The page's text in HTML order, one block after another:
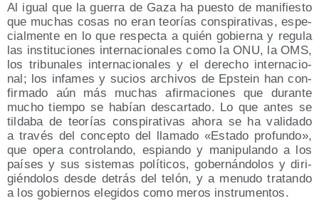
Al igual que la gue­rra de Gaza ha pues­to de mani­fies­to
que muchas cosas no eran teo­rías cons­pi­ra­ti­vas, espe­
cial­men­te en lo que res­pec­ta a quién gobier­na y regu­la
las ins­ti­tu­cio­nes inter­na­cio­na­les como la ONU, la OMS,
los tri­bu­na­les inter­na­cio­na­les y el dere­cho inter­na­cio­
nal; los infa­mes y sucios archi­vos de Eps­tein han con­
fir­ma­do aún más muchas afir­ma­cio­nes que duran­te
mucho tiem­po se habían des­car­ta­do. Lo que antes se
til­da­ba de teo­rías cons­pi­ra­ti­vas aho­ra se ha vali­da­do
a tra­vés del con­cep­to del lla­ma­do «Esta­do pro­fun­do»,
que ope­ra con­tro­lan­do, espian­do y mani­pu­lan­do a los
paí­ses y sus sis­te­mas polí­ti­cos, gober­nán­do­los y diri­
gién­do­los des­de detrás del telón, y a menu­do tra­tan­do
a los gobier­nos ele­gi­dos como meros instrumentos.